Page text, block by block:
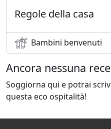
Regole della casa
Bambini benvenuti
Ancora nessuna
Soggiorna qui e potrai
questa eco ospitalità!